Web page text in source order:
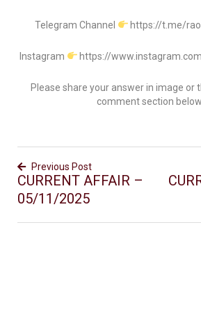
Telegram Channel https://t.me/
Instagram https://
Please share your answer in image or
comment section below
Previous Post
CURRENT AFFAIR –
05/11/2025